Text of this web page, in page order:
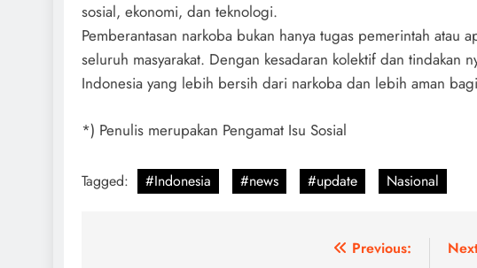
sosial, ekonomi, dan teknologi.
Pemberantasan narkoba bukan hanya tugas pemerintah atau
seluruh masyarakat. Dengan kesadaran kolektif dan tindakan
Indonesia yang lebih bersih dari narkoba dan lebih aman
*) Penulis merupakan Pengamat Isu Sosial
Tagged: #Indonesia #news #update Nasional
Previous: